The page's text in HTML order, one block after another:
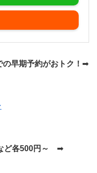
早期予約がおトク！ ➡
ど各500円～ ➡